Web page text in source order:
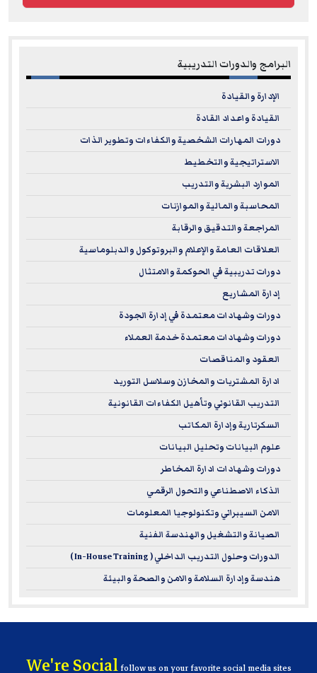
البرامج والدورات التدريبية
الإدارة والقيادة
القيادة واعداد القادة
دورات المهارات الشخصية والكفاءات وتطوير الذات
الاستراتيجية والتخطيط
الموارد البشرية والتدريب
المحاسبة والمالية والموازنات
المراجعة والتدقيق والرقابة
العلاقات العامة والإعلام والبروتوكول والدبلوماسية
دورات تدريبية في الحوكمة والامتثال
إدارة المشاريع
دورات وشهادات معتمدة في إدارة الجودة
دورات وشهادات معتمدة خدمة العملاء
العقود والمناقصات
ادارة المشتريات والمخازن وسلاسل التوريد
التدريب القانوني وتأهيل الكفاءات القانونية
السكرتارية وإدارة المكاتب
علوم البيانات وتحليل البيانات
دورات وشهادات ادارة المخاطر
الذكاء الاصطناعي والتحول الرقمي
الامن السيبراني وتكنولوجيا المعلومات
الصيانة والتشغيل والهندسة الفنية
الدورات وحلول التدريب الداخلي ( In-House Training )
هندسة وإدارة السلامة والامن والصحة والبيئة
We're Socialfollow us on your favorite social media sites